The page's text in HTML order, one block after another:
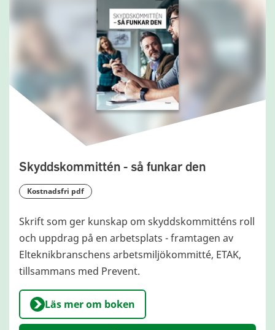
Skyddskommittén - så funkar den
kostnadsfri pdf
Skrift som ger kunskap om skyddskommitténs roll
och uppdrag på en arbetsplats - framtagen av
Elteknikbranschens arbetsmiljökommitté, ETAK,
tillsammans med Prevent.
Läs mer om boken